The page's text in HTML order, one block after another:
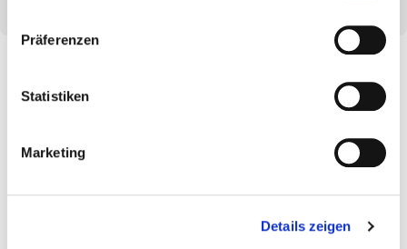
Präferenzen
Statistiken
Marketing
Details zeigen